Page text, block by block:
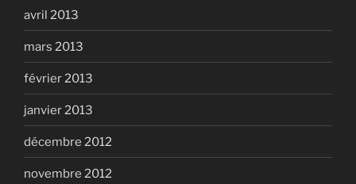
avril 2013
mars 2013
février 2013
janvier 2013
décembre 2012
novembre 2012